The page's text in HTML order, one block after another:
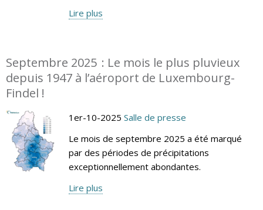
Lire plus
Septembre 2025 : Le mois le plus pluvieux
depuis 1947 à l’aéroport de Luxembourg-
Findel !
1er-10-2025 Salle de presse
Le mois de septembre 2025 a été marqué
par des périodes de précipitations
exceptionnellement abondantes.
Lire plus